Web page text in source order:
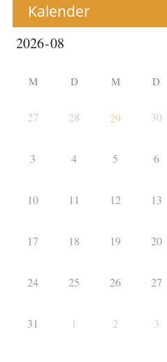
Kalender
M D M D
27 28 29 30
3 4 5 6
10 11 12 13
17 18 19 20
24 25 26 27
31 1 2 3